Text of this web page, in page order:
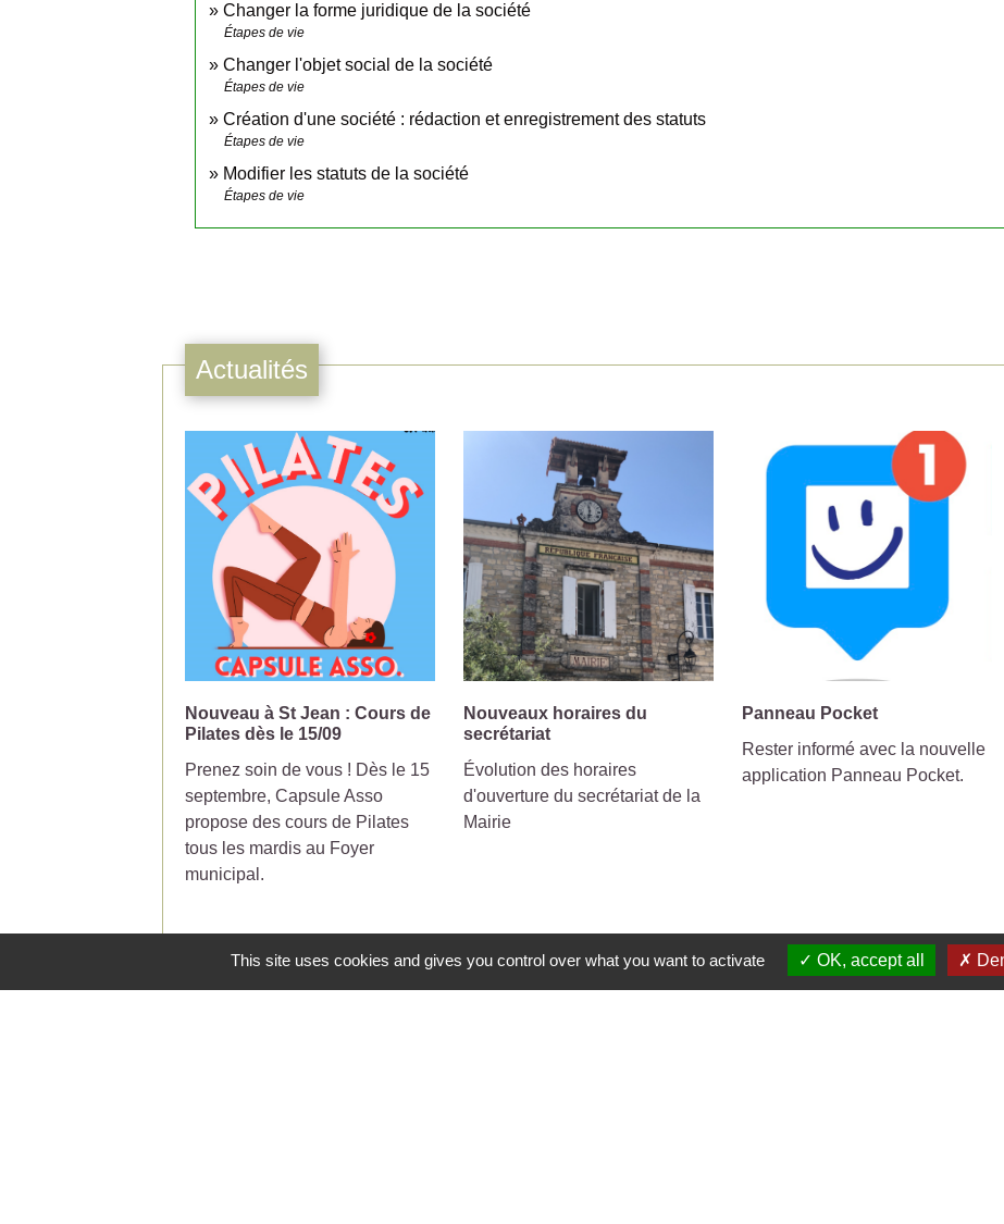
Changer la forme juridique de la société
Étapes de vie
Changer l'objet social de la société
Étapes de vie
Création d'une société : rédaction et enregistrement des statuts
Étapes de vie
Modifier les statuts de la société
Étapes de vie
Actualités
Nouveau à St Jean : Cours de
Pilates dès le 15/09
Prenez soin de vous ! Dès le 15
septembre, Capsule Asso
propose des cours de Pilates
tous les mardis au Foyer
municipal.
Nouveaux horaires du
secrétariat
Évolution des horaires
d'ouverture du secrétariat de la
Mairie
Panneau Pocket
Rester informé avec la nouvelle
application Panneau Pocket.
This site uses cookies and gives you control over what you want to activate OK, accept all